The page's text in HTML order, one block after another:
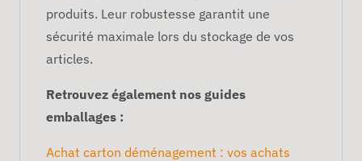
produits. Leur robustesse garantit une
sécurité maximale lors du stockage de vos
articles.
Retrouvez également nos guides
emballages :
Achat carton déménagement : vos achats